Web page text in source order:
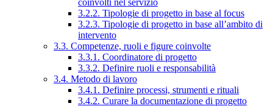
coinvolti nel servizio
3.2.2. Tipologie di progetto in base al focus
3.2.3. Tipologie di progetto in base all’ambito di
intervento
3.3. Competenze, ruoli e figure coinvolte
3.3.1. Coordinatore di progetto
3.3.2. Definire ruoli e responsabilità
3.4. Metodo di lavoro
3.4.1. Definire processi, strumenti e rituali
3.4.2. Curare la documentazione di progetto